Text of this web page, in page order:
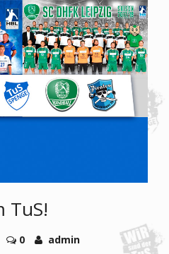
TuS!
0 admin